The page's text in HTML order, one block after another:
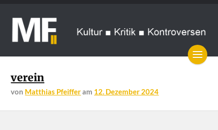
verein
von Matthias Pfeifferam 12. Dezember 2024